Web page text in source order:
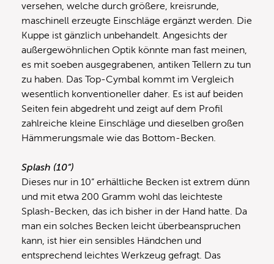
versehen, welche durch größere, kreisrunde,
maschinell erzeugte Einschläge ergänzt werden. Die
Kuppe ist gänzlich unbehandelt. Angesichts der
außergewöhnlichen Optik könnte man fast meinen,
es mit soeben ausgegrabenen, antiken Tellern zu tun
zu haben. Das Top-Cymbal kommt im Vergleich
wesentlich konventioneller daher. Es ist auf beiden
Seiten fein abgedreht und zeigt auf dem Profil
zahlreiche kleine Einschläge und dieselben großen
Hämmerungsmale wie das Bottom-Becken.
Splash (10“)
Dieses nur in 10“ erhältliche Becken ist extrem dünn
und mit etwa 200 Gramm wohl das leichteste
Splash-Becken, das ich bisher in der Hand hatte. Da
man ein solches Becken leicht überbeanspruchen
kann, ist hier ein sensibles Händchen und
entsprechend leichtes Werkzeug gefragt. Das